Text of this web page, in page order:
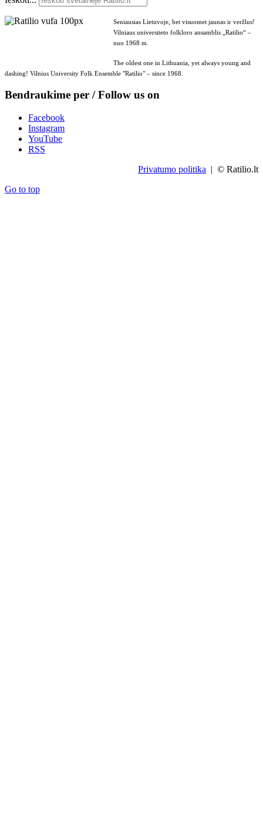
Seniausias Lietuvoje, bet visuomet jaunas ir veržlus!
Vilniaus universiteto folkloro ansamblis „Ratilio“ –
nuo 1968 m.
The oldest one in Lithuania, yet always young and
dashing! Vilnius University Folk Ensemble "Ratilio" – since 1968.
Bendraukime per / Follow us on
Facebook
Instagram
YouTube
RSS
Privatumo politika | © Ratilio.lt
Go to top